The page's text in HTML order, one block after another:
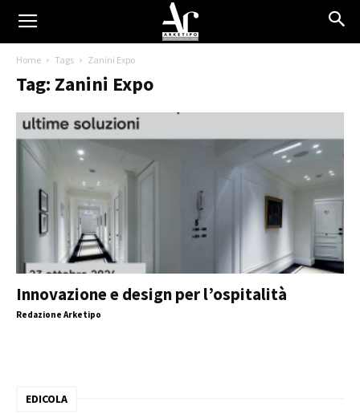
Home Tags Zanini Expo
Tag: Zanini Expo
Innovazione e design per l’ospitalità
Redazione Arketipo
EDICOLA